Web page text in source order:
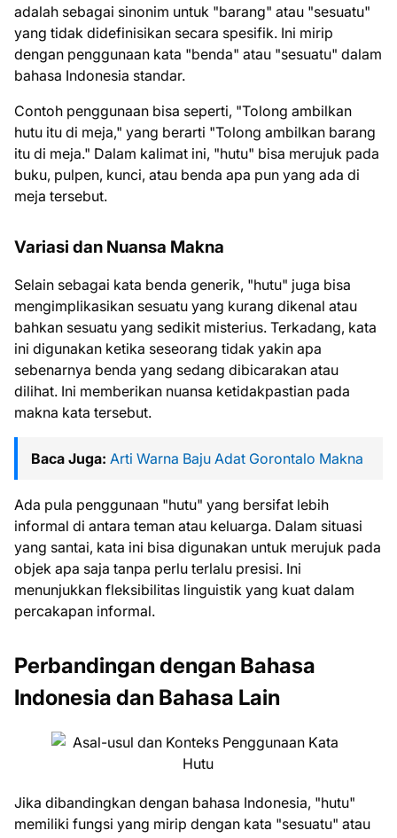
adalah sebagai sinonim untuk "barang" atau "sesuatu"
yang tidak didefinisikan secara spesifik. Ini mirip
dengan penggunaan kata "benda" atau "sesuatu" dalam
bahasa Indonesia standar.
Contoh penggunaan bisa seperti, "Tolong ambilkan
hutu itu di meja," yang berarti "Tolong ambilkan barang
itu di meja." Dalam kalimat ini, "hutu" bisa merujuk pada
buku, pulpen, kunci, atau benda apa pun yang ada di
meja tersebut.
Variasi dan Nuansa Makna
Selain sebagai kata benda generik, "hutu" juga bisa
mengimplikasikan sesuatu yang kurang dikenal atau
bahkan sesuatu yang sedikit misterius. Terkadang, kata
ini digunakan ketika seseorang tidak yakin apa
sebenarnya benda yang sedang dibicarakan atau
dilihat. Ini memberikan nuansa ketidakpastian pada
makna kata tersebut.
Baca Juga: Arti Warna Baju Adat Gorontalo Makna
Ada pula penggunaan "hutu" yang bersifat lebih
informal di antara teman atau keluarga. Dalam situasi
yang santai, kata ini bisa digunakan untuk merujuk pada
objek apa saja tanpa perlu terlalu presisi. Ini
menunjukkan fleksibilitas linguistik yang kuat dalam
percakapan informal.
Perbandingan dengan Bahasa
Indonesia dan Bahasa Lain
Jika dibandingkan dengan bahasa Indonesia, "hutu"
memiliki fungsi yang mirip dengan kata "sesuatu" atau